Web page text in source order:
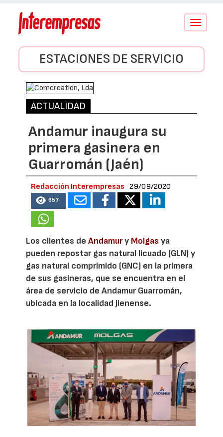
Conmutar
ESTACIONES DE SERVICIO
ACTUALIDAD
Andamur inaugura su
primera gasinera en
Guarromán (Jaén)
Redacción Interempresas 29/09/2020
657
Los clientes deAndamury Molgasya
pueden repostar gas natural licuado (GLN) y
gas natural comprimido (GNC) en la primera
de sus gasineras, que se encuentra en el
área de servicio de Andamur Guarromán,
ubicada en la localidad jienense.